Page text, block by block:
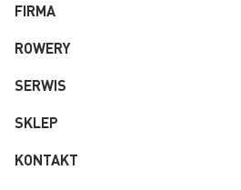
FIRMA
ROWERY
SERWIS
SKLEP
KONTAKT